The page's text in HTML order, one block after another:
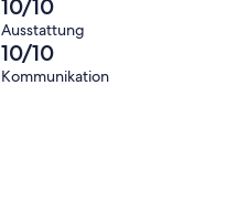
10/10
Ausstattung
10/10
Kommunikation